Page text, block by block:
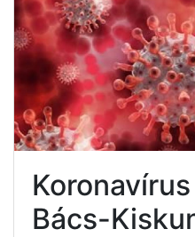
Bács-